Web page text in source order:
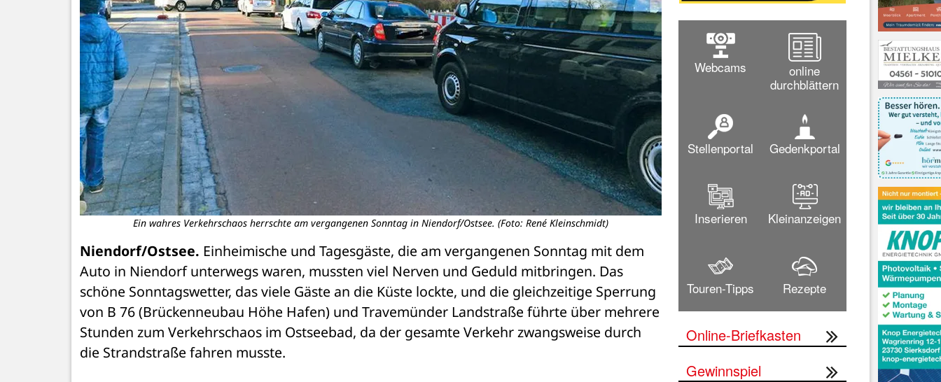
Ein wahres Verkehrschaos herrschte am vergangenen Sonntag in Niendorf/Ostsee. (Foto: René Kleinschmidt)
Niendorf/Ostsee. Einheimische und Tagesgäste, die am vergangenen Sonntag mit dem
Auto in Niendorf unterwegs waren, mussten viel Nerven und Geduld mitbringen. Das
schöne Sonntagswetter, das viele Gäste an die Küste lockte, und die gleichzeitige Sperrung
von B 76 (Brückenneubau Höhe Hafen) und Travemünder Landstraße führte über mehrere
Stunden zum Verkehrschaos im Ostseebad, da der gesamte Verkehr zwangsweise durch
die Strandstraße fahren musste.
Webcams
online
durchblättern
Stellenportal Gedenkportal
Inserieren Kleinanzeigen
Touren-Tipps Rezepte
Online-Briefkasten
Gewinnspiel